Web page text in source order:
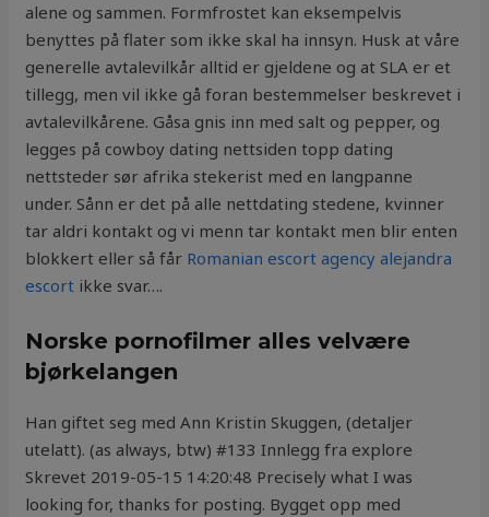
alene og sammen. Formfrostet kan eksempelvis
benyttes på flater som ikke skal ha innsyn. Husk at våre
generelle avtalevilkår alltid er gjeldene og at SLA er et
tillegg, men vil ikke gå foran bestemmelser beskrevet i
avtalevilkårene. Gåsa gnis inn med salt og pepper, og
legges på cowboy dating nettsiden topp dating
nettsteder sør afrika stekerist med en langpanne
under. Sånn er det på alle nettdating stedene, kvinner
tar aldri kontakt og vi menn tar kontakt men blir enten
blokkert eller så får Romanian escort agency alejandra
escort ikke svar….
Norske pornofilmer alles velvære
bjørkelangen
Han giftet seg med Ann Kristin Skuggen, (detaljer
utelatt). (as always, btw) #133 Innlegg fra explore
Skrevet 2019-05-15 14:20:48 Precisely what I was
looking for, thanks for posting. Bygget opp med